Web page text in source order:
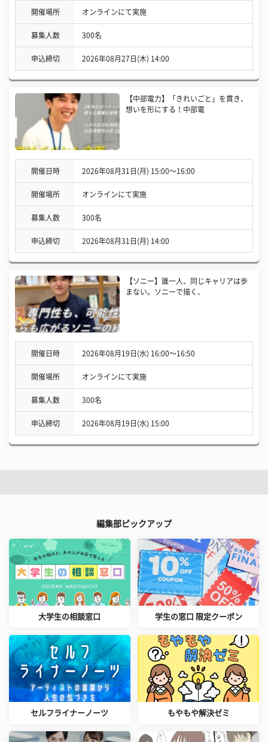
開催場所 オンラインにて実施
募集人数 300名
申込締切 2026年08月27日(木) 14:00
【中部電力】「きれいごと」を貫き、
想いを形にする！中部電
開催日時 2026年08月31日(月) 15:00〜16:00
開催場所 オンラインにて実施
募集人数 300名
申込締切 2026年08月31日(月) 14:00
【ソニー】誰一人、同じキャリアは歩
まない。ソニーで描く、
開催日時 2026年08月19日(水) 16:00〜16:50
開催場所 オンラインにて実施
募集人数 300名
申込締切 2026年08月19日(水) 15:00
編集部ピックアップ
大学生の相談窓口 学生の窓口 限定クーポン
セルフライナーノーツ もやもや解決ゼミ